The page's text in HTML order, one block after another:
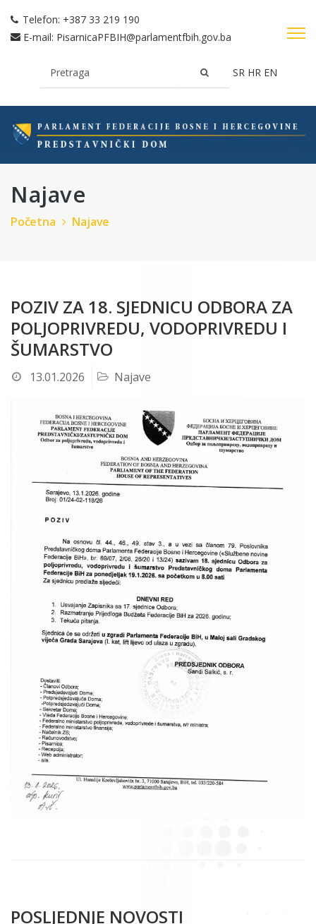
Telefon: +387 33 219 190
E-mail: PisarnicaPFBIH@parlamentfbih.gov.ba
SR HR EN
Najave
Početna Najave
POZIV ZA 18. SJEDNICU ODBORA ZA
POLJOPRIVREDU, VODOPRIVREDU I
ŠUMARSTVO
13.01.2026 Najave
POSLJEDNJE NOVOSTI